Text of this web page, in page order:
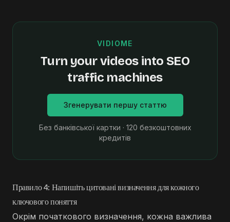
VIDIOME
Turn your videos into SEO
traffic machines
Згенерувати першу статтю
Без банківської картки · 120 безкоштовних
кредитів
Правило 4: Напишіть цитовані визначення для кожного
ключового поняття
Окрім початкового визначення, кожна важлива